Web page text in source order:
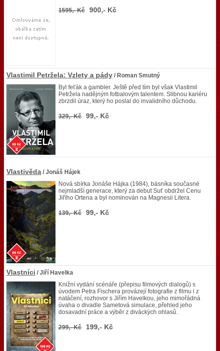
1595,- Kč 900,- Kč
Vlastimil Petržela: Vzlety a pády / Roman Smutný
Byl feťák a gambler. Ještě před tím byl však Vlastimil
Petržela nadějným fotbalovým talentem. Slibnou kariéru
zbrzdil úraz, který ho poslal do invalidního důchodu.
329,- Kč 99,- Kč
Vlastivěda / Jonáš Hájek
Nová sbírka Jonáše Hájka (1984), básníka současné
nejmladší generace, který za debut Suť obdržel Cenu
Jiřího Ortena a byl nominován na Magnesii Litera.
139,- Kč 99,- Kč
Vlastníci / Jiří Havelka
Knižní vydání scénáře (přepisu filmových dialogů) s
úvodem Petra Fischera provázejí fotografie z filmu i z
natáčení, rozhovor s Jiřím Havelkou, jeho mimořádná
úvaha o divadle Sametová simulace, přehled jeho
dosavadní práce a výběr z diváckých ohlasů.
299,- Kč 199,- Kč